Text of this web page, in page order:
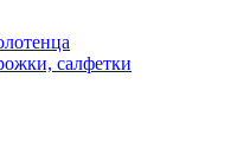
салфетки